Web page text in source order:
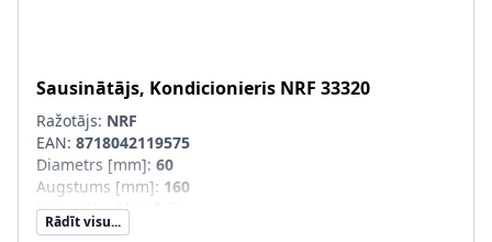
Sausinātājs, Kondicionieris NRF 33320
Ražotājs: NRF
EAN: 8718042119575
Diametrs [mm]: 60
Augstums [mm]: 160
Materiāls:Alumīnijs
Ieplūde-Ø [mm]
Rādīt visu...